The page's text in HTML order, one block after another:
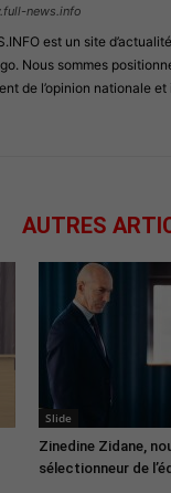
news.info
est un site
Nous sommes
de l’opinion nationale
AUTRES
Slide
Zinedine Zidane,
sélectionneur de